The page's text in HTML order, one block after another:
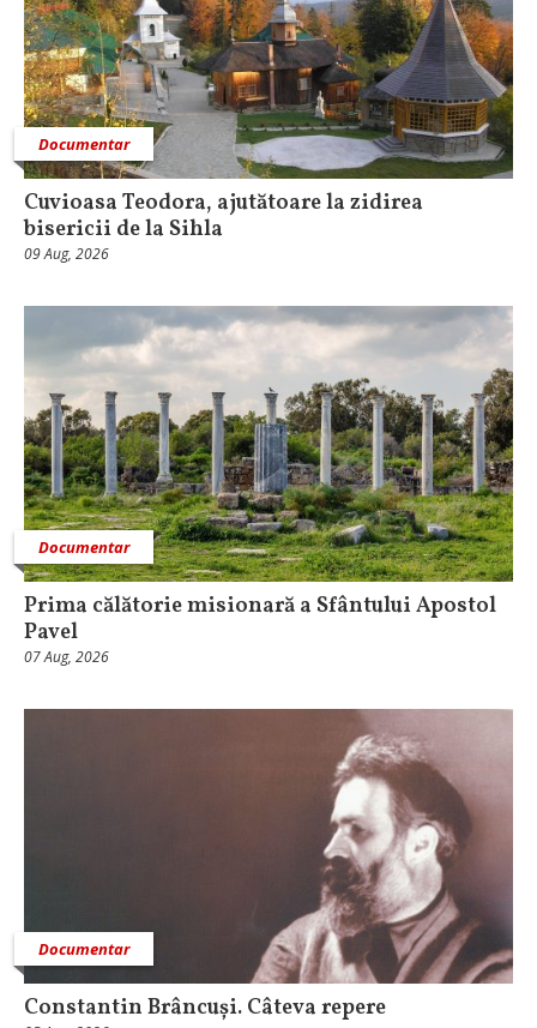
Documentar
Cuvioasa Teodora, ajutătoare la zidirea
bisericii de la Sihla
09 Aug, 2026
Documentar
Prima călătorie misionară a Sfântului Apostol
Pavel
07 Aug, 2026
Documentar
Constantin Brâncuși. Câteva repere